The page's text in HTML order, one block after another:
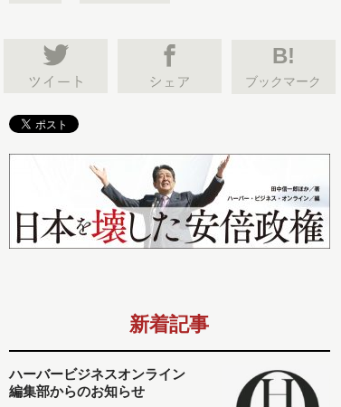
B!
ブックマーク
新着記事
ハーバービジネスオンライン
編集部からのお知らせ